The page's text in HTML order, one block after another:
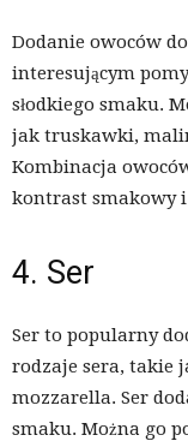
Dodanie owoców
interesującym
słodkiego smaku.
jak truskawki,
Kombinacja
kontrast smakowy
4. Ser
Ser to popularny
rodzaje sera, takie
mozzarella. Ser
smaku. Można go